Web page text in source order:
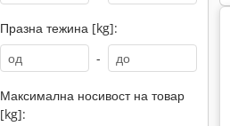
Празна тежина [kg]:
-
Максимална носивост на товар
[kg]: